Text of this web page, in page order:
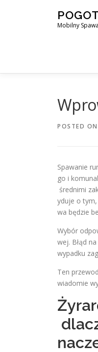
Mobilny
POSTED ON
Spawanie
go i
średnimi
yduje o
wa będzie
Wybór
wej. Błąd
wypadku
Ten
wiadomie